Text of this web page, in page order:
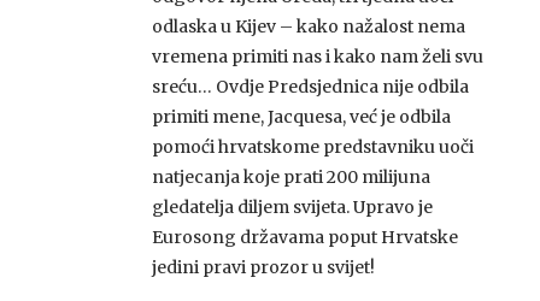
odlaska u Kijev – kako nažalost nema
vremena primiti nas i kako nam želi svu
sreću… Ovdje Predsjednica nije odbila
primiti mene, Jacquesa, već je odbila
pomoći hrvatskome predstavniku uoči
natjecanja koje prati 200 milijuna
gledatelja diljem svijeta. Upravo je
Eurosong državama poput Hrvatske
jedini pravi prozor u svijet!